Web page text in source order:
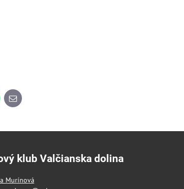
E-
mail
klub Valčianska dolina
Murínová